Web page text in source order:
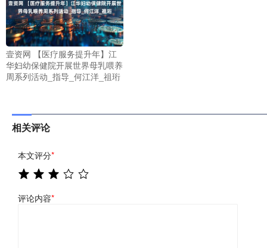
壹资网 【医疗服务提升年】江
华妇幼保健院开展世界母乳喂养
周系列活动_指导_何江洋_祖珩
相关评论
本文评分*
评论内容*